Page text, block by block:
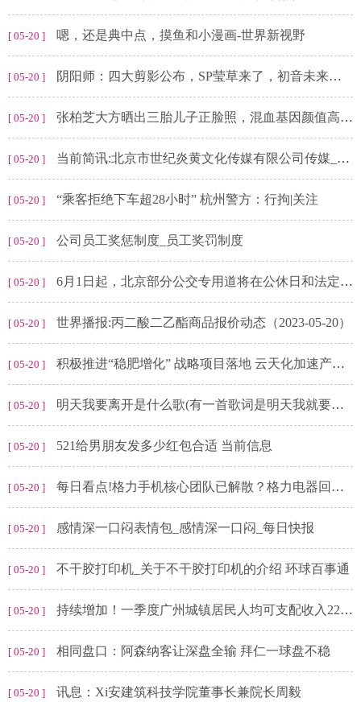
[ 05-20 ] 嗯，还是典中点，摸鱼和小漫画-世界新视野
[ 05-20 ] 阴阳师：四大剪影公布，SP莹草来了，初音未来联动，宠物玩法升级_世界快播
[ 05-20 ] 张柏芝大方晒出三胎儿子正脸照，混血基因颜值高，引起网友热议-当前速看
[ 05-20 ] 当前简讯:北京市世纪炎黄文化传媒有限公司传媒_北京市世纪炎黄文化传媒有限公司
[ 05-20 ] “乘客拒绝下车超28小时” 杭州警方：行拘|关注
[ 05-20 ] 公司员工奖惩制度_员工奖罚制度
[ 05-20 ] 6月1日起，北京部分公交专用道将在公休日和法定节假日允许社会车辆使用
[ 05-20 ] 世界播报:丙二酸二乙酯商品报价动态（2023-05-20）
[ 05-20 ] 积极推进“稳肥增化” 战略项目落地 云天化加速产业转型升级|当前速读
[ 05-20 ] 明天我要离开是什么歌(有一首歌词是明天我就要离开这首歌名是什么歌名是什么)-观焦点
[ 05-20 ] 521给男朋友发多少红包合适 当前信息
[ 05-20 ] 每日看点!格力手机核心团队已解散？格力电器回应称研发还在持续进行
[ 05-20 ] 感情深一口闷表情包_感情深一口闷_每日快报
[ 05-20 ] 不干胶打印机_关于不干胶打印机的介绍 环球百事通
[ 05-20 ] 持续增加！一季度广州城镇居民人均可支配收入22728元
[ 05-20 ] 相同盘口：阿森纳客让深盘全输 拜仁一球盘不稳
[ 05-20 ] 讯息：Xi安建筑科技学院董事长兼院长周毅